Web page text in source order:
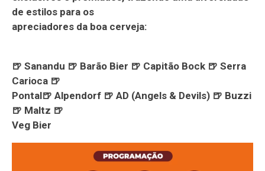
de estilos para os
apreciadores da boa cerveja:
🍺 Sanandu 🍺 Barão Bier 🍺 Capitão Bock 🍺 Serra
Carioca 🍺
Pontal🍺 Alpendorf 🍺 AD (Angels & Devils) 🍺 Buzzi
🍺 Maltz 🍺
Veg Bier